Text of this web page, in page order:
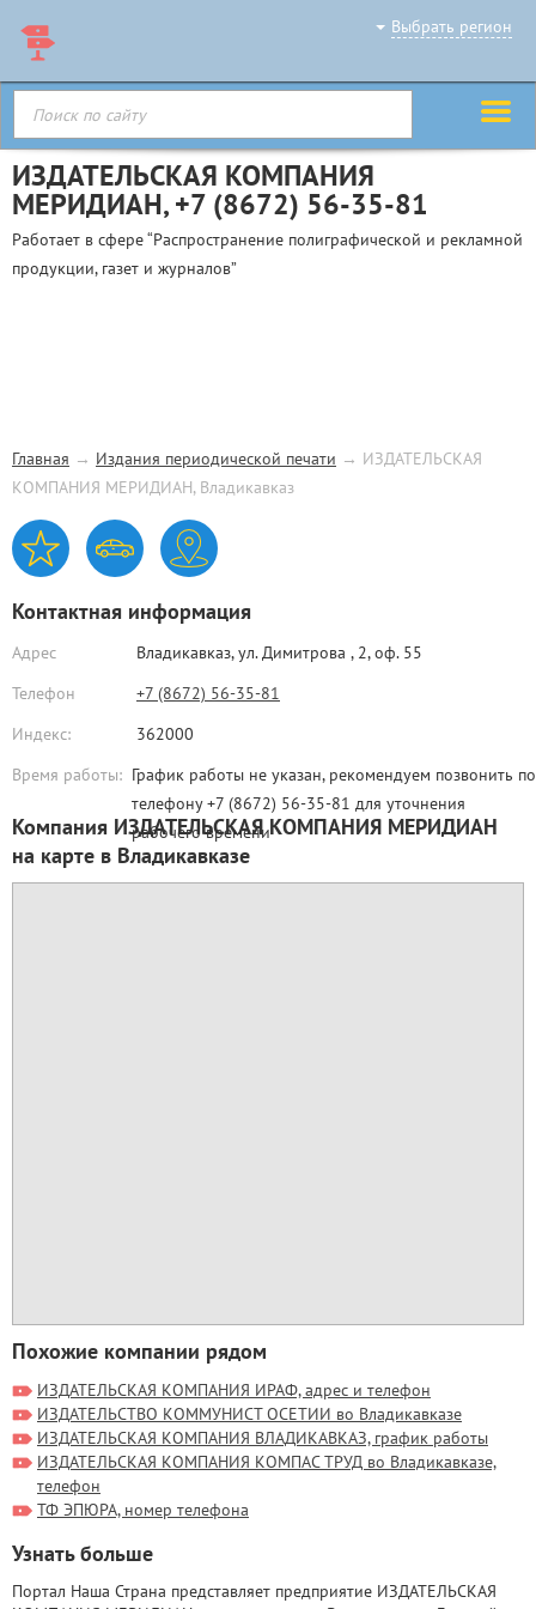
Выбрать регион
ИЗДАТЕЛЬСКАЯ КОМПАНИЯ
МЕРИДИАН,+7 (8672) 56-35-81
Работает в сфере “Распространение полиграфической и рекламной
продукции, газет и журналов”
Главная → Издания периодической печати → ИЗДАТЕЛЬСКАЯ
КОМПАНИЯ МЕРИДИАН, Владикавказ
Контактная информация
Адрес Владикавказ,ул. Димитрова , 2, оф. 55
Телефон
+7 (8672) 56-35-81
Индекс:
362000
Время работы: График работы не указан, рекомендуем позвонить по
телефону +7 (8672) 56-35-81 для уточнения
рабочего времени
Компания ИЗДАТЕЛЬСКАЯ КОМПАНИЯ МЕРИДИАН
на карте в Владикавказе
Похожие компании рядом
ИЗДАТЕЛЬСКАЯ КОМПАНИЯ ИРАФ, адрес и телефон
ИЗДАТЕЛЬСТВО КОММУНИСТ ОСЕТИИ во Владикавказе
ИЗДАТЕЛЬСКАЯ КОМПАНИЯ ВЛАДИКАВКАЗ, график работы
ИЗДАТЕЛЬСКАЯ КОМПАНИЯ КОМПАС ТРУД во Владикавказе,
телефон
ТФ ЭПЮРА, номер телефона
Узнать больше
Портал Наша Страна представляет предприятие ИЗДАТЕЛЬСКАЯ